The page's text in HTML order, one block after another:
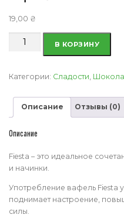
19,00 ₴
Количество
Фиеста
В КОРЗИНУ
Категории: Сладости
Описание Отзывы (0)
Описание
Fiesta – это идеальное
и начинки.
Употребление вафель Fiesta
поднимает настроение,
силы.